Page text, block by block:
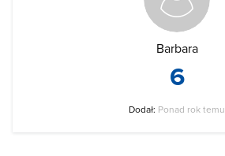
Barbara
6
Dodał: Ponad rok temu